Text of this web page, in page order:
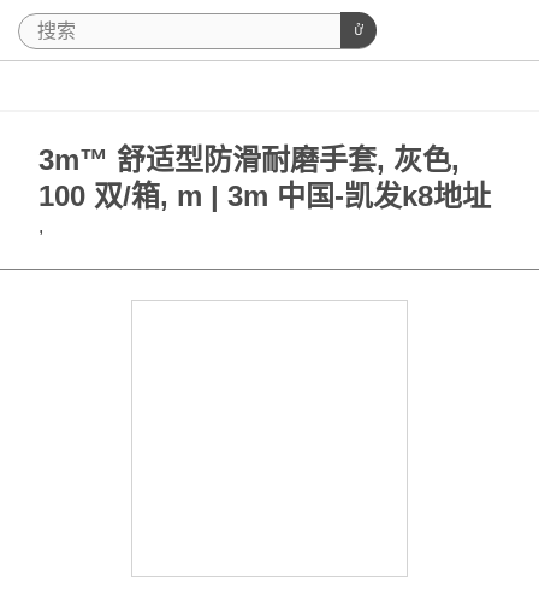
3m™ 舒适型防滑耐磨手套, 灰色,
100 双/箱, m | 3m 中国-凯发k8地址
,